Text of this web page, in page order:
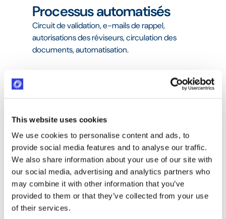
This website uses cookies
We use cookies to personalise content and ads, to
provide social media features and to analyse our traffic.
We also share information about your use of our site with
our social media, advertising and analytics partners who
may combine it with other information that you’ve
provided to them or that they’ve collected from your use
of their services.
Processus automatisés
Circuit de validation, e-mails de rappel,
autorisations des réviseurs, circulation des
documents, automatisation.
Suivi des heures et du